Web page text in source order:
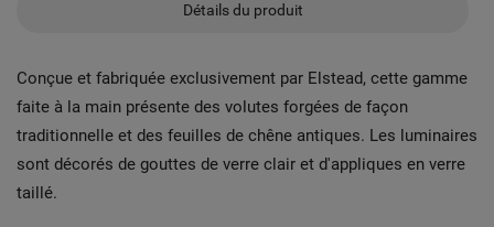
Détails du produit
Conçue et fabriquée exclusivement par Elstead, cette gamme
faite à la main présente des volutes forgées de façon
traditionnelle et des feuilles de chêne antiques. Les luminaires
sont décorés de gouttes de verre clair et d'appliques en verre
taillé.